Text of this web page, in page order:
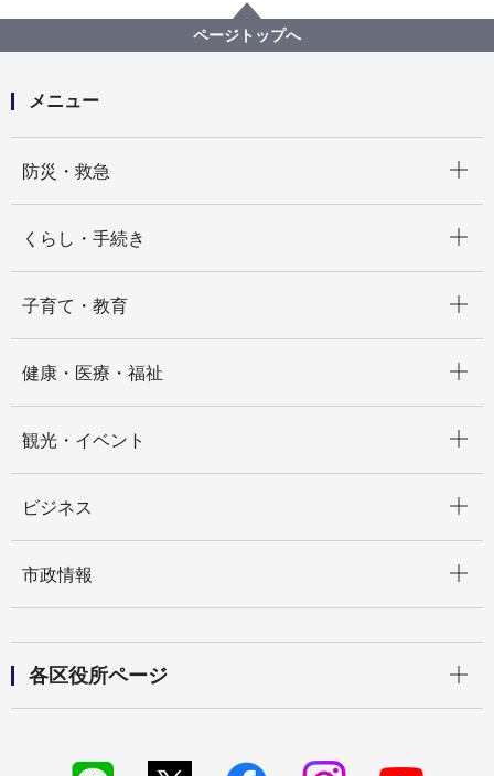
【横浜市コールセンター】お客様満⾜度調査について
ページトップへ
メニュー
防災・救急
くらし・手続き
子育て・教育
健康・医療・福祉
観光・イベント
ビジネス
市政情報
各区役所ページ